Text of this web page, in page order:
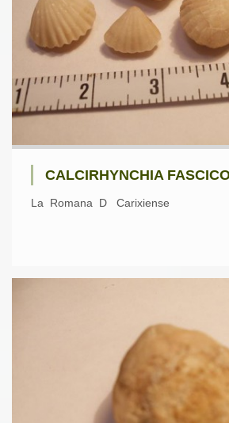
CALCIRHYNCHIA
La Romana D Carixiense